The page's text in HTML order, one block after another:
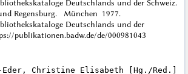
Deutschlands und der Schweiz.
Regensburg. München 1977.
Deutschlands und der
publikationen.badw.de/de/000981043
Eder, Christine Elisabeth [Hg./Red.]